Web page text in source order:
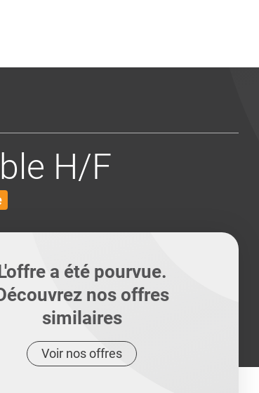
H/F
a été pourvue.
nos offres
similaires
Voir nos offres